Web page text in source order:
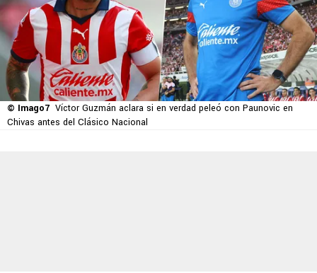
© Imago7 Víctor Guzmán aclara si en verdad peleó con Paunovic en
Chivas antes del Clásico Nacional